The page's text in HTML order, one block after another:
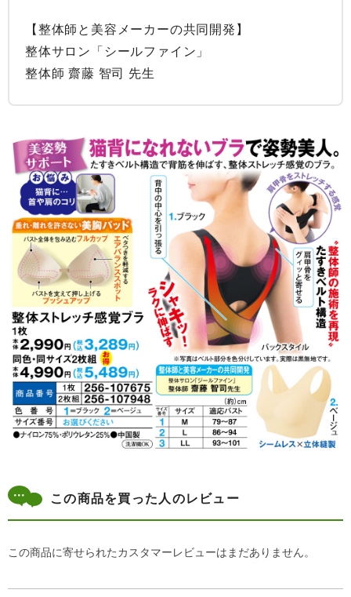
【整体師と美容メーカーの共同開発】
整体サロン「シールファイン」
整体師 齋藤 智司 先生
この商品を買った人のレビュー
この商品に寄せられたカスタマーレビューはまだありません。